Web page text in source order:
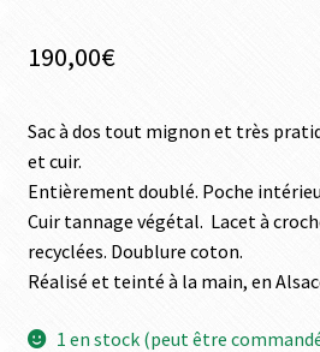
190,00€
Sac à dos tout mignon et très
et cuir.
Entièrement doublé. Poche
Cuir tannage végétal. Lacet à
recyclées. Doublure coton.
Réalisé et teinté à la main, en
1 en stock (peut être